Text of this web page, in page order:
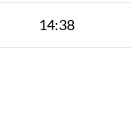
14:38